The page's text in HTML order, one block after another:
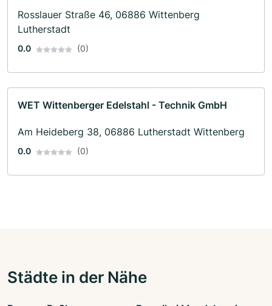
Rosslauer Straße 46, 06886 Wittenberg
Lutherstadt
0.0 (0)
WET Wittenberger Edelstahl - Technik GmbH
Am Heideberg 38, 06886 Lutherstadt Wittenberg
0.0 (0)
Städte in der Nähe